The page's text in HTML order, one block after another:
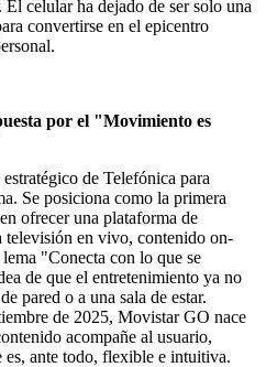
celular ha dejado de ser solo una
convertirse en el epicentro
por el "Movimiento es
de Telefónica para
Se posiciona como la primera
ofrecer una plataforma de
televisión en vivo, contenido on-
"Conecta con lo que se
de que el entretenimiento ya no
pared o a una sala de estar.
de 2025, Movistar GO nace
acompañe al usuario,
ante todo, flexible e intuitiva.